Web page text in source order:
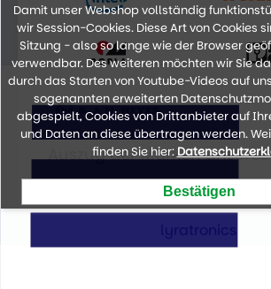
Auszug der Marken
Damit unser Webshop vollständig
wir Session-Cookies. Diese Art von Cookies
Sitzung - also so lange wie der Browser
verwendbar. Des weiteren möchten wir Sie
durch das Starten von Youtube-Videos auf
sogenannten erweiterten
abgespielt, Cookies von Drittanbieter auf
und Daten an diese übertragen werden.
finden Sie hier: